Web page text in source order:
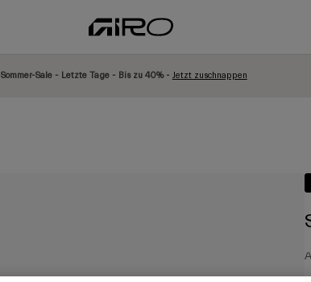
Sommer-Sale - Letzte Tage - Bis zu 40% - Jetzt zuschnappen